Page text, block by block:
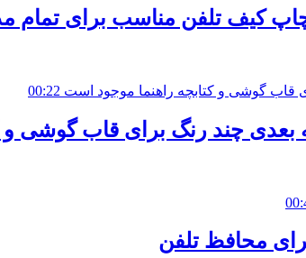
کیف تلفن مناسب برای تمام
00:22
چند رنگ برای قاب گوشی و
محافظ تلفن